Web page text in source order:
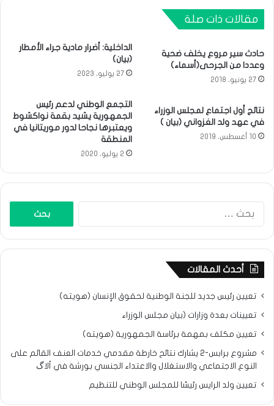
مقالات ذات صلة
حادث سير مروع يخلف ضحية
وعددا من الجرحى(أسماء)
27 يونيو، 2018
الداخلية: أضرار مادية جراء الأمطار
(بيان)
27 يوليو، 2023
نتائج أول اجتماع لمجلس الوزراء
في عهد ولد الغزواني (بيان )
10 أغسطس، 2019
التجمع الوطني لدعم رئيس
الجمهورية يشيد بقمة نواكشوط
ويعتبرها نجاحا لدور موريتانيا في
المنطقة
2 يوليو، 2020
أحدث المقالات
تعيين رئيس جديد للجنة الوطنية لحقوق الإنسان (هويته)
تعيينات بعدة وزارات (بيان مجلس الوزراء
تعيين مكلف بمهمة برئاسة الجمهورية (هويته)
مشروع برابس-2 يشارك نتائح خارطة مقدمي خدمات العنف القائم على
النوع الاجتماعي والاستغلال والاعتداء الجنسي بورشة في ألاگ
تعيين ولد الرايس رئيسًا للمجلس الوطني للتنظيم